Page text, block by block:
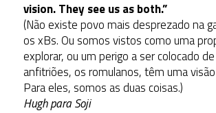
vision. They see us as both.”
(Não existe povo mais desprezado na
os xBs. Ou somos vistos como uma
explorar, ou um perigo a ser colocado
anfitriões, os romulanos, têm uma
Para eles, somos as duas coisas.)
Hugh para Soji